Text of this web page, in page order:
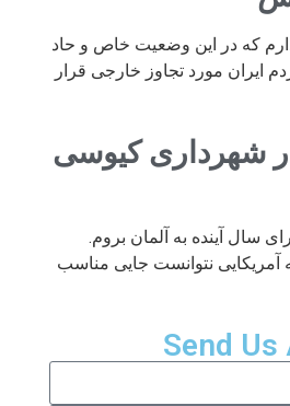
دارم که در این وضعیت خاص و حاد
ایران مورد تجاوز خارجی قرار
شهرداری کیوسی
سال آینده به آلمان بروم.
نتوانست جایی مناسب
Send Us